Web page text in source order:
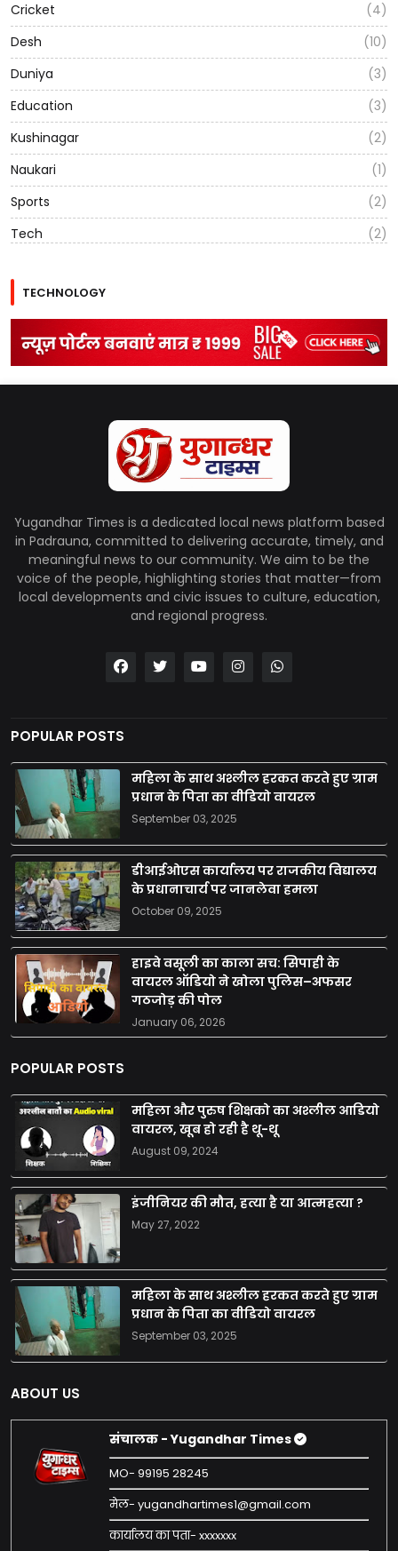
Cricket
(4)
Desh
(10)
Duniya
(3)
Education
(3)
Kushinagar
(2)
Naukari
(1)
Sports
(2)
Tech
(2)
TECHNOLOGY
Yugandhar Times is a dedicated local news platform based
in Padrauna, committed to delivering accurate, timely, and
meaningful news to our community. We aim to be the
voice of the people, highlighting stories that matter—from
local developments and civic issues to culture, education,
and regional progress.
POPULAR POSTS
महिला के साथ अश्लील हरकत करते हुए ग्राम
प्रधान के पिता का वीडियो वायरल
September 03, 2025
डीआईओएस कार्यालय पर राजकीय विद्यालय
के प्रधानाचार्य पर जानलेवा हमला
October 09, 2025
हाइवे वसूली का काला सच: सिपाही के
वायरल ऑडियो ने खोला पुलिस–अफसर
गठजोड़ की पोल
January 06, 2026
POPULAR POSTS
महिला और पुरुष शिक्षको का अश्लील आडियो
वायरल, खूब हो रही है थू-थू
August 09, 2024
इंजीनियर की मौत, हत्या है या आत्महत्या ?
May 27, 2022
महिला के साथ अश्लील हरकत करते हुए ग्राम
प्रधान के पिता का वीडियो वायरल
September 03, 2025
ABOUT US
संचालक - Yugandhar Times
MO- 99195 28245
मेल- yugandhartimes1@gmail.com
कार्यालय का पता- xxxxxxx